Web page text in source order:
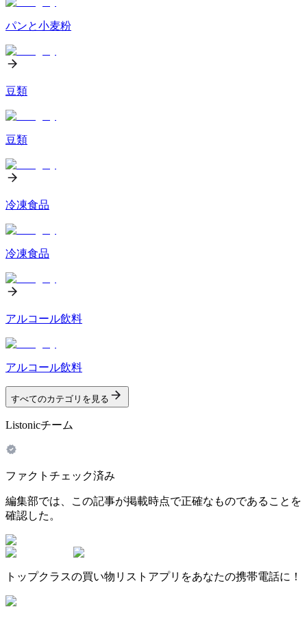
パンと小麦粉
豆類
豆類
冷凍食品
冷凍食品
アルコール飲料
アルコール飲料
すべてのカテゴリを見る
Listonicチーム
ファクトチェック済み
編集部では、この記事が掲載時点で正確なものであることを
確認した。
トップクラスの買い物リストアプリをあなたの携帯電話に！